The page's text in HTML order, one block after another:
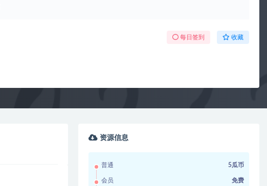
每日签到 收藏
资源信息
普通 5瓜币
会员 免费